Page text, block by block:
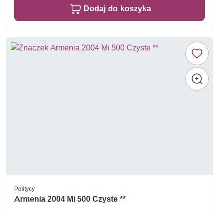
Dodaj do koszyka
Politycy
Armenia 2004 Mi 500 Czyste **